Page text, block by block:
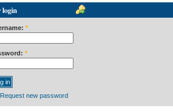
login
*
*
Request new password